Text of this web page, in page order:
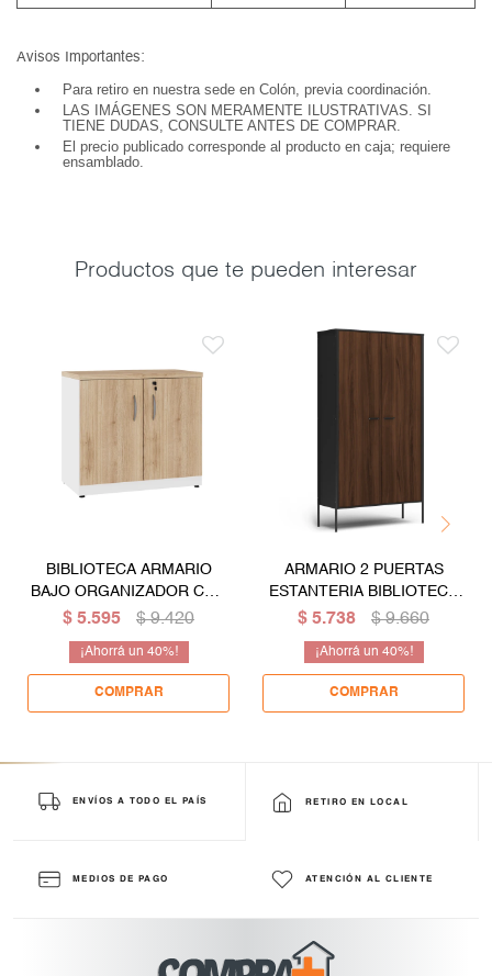
Avisos Importantes:
Para retiro en nuestra sede en Colón, previa coordinación.
LAS IMÁGENES SON MERAMENTE ILUSTRATIVAS. SI
TIENE DUDAS, CONSULTE ANTES DE COMPRAR.
El precio publicado corresponde al producto en caja; requiere
ensamblado.
Productos que te pueden interesar
BIBLIOTECA ARMARIO
BAJO ORGANIZADOR CON
LLAVE
$ 5.595 $ 9.420
40
ARMARIO 2 PUERTAS
ESTANTERIA BIBLIOTECA
ORGANIZADOR MULTIUSO
METAL
$ 5.738 $ 9.660
40
ENVÍOS A TODO EL PAÍS RETIRO EN LOCAL
MEDIOS DE PAGO ATENCIÓN AL CLIENTE